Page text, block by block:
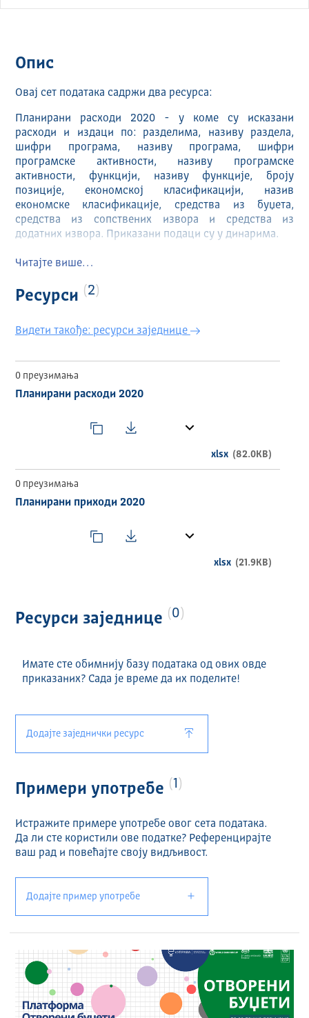
Опис
Овај сет података садржи два ресурса:
Планирани расходи 2020 - у коме су исказани
расходи и издаци по: разделима, називу раздела,
шифри програма, називу програма, шифри
програмске активности, називу програмске
активности, функцији, називу функције, броју
позиције, економској класификацији, назив
економске класификације, средства из буџета,
средства из сопствених извора и средства из
додатних извора. Приказани подаци су у динарима.
Планирани приходи 2020 - у коме су исказани
категорији, називу категорије, групи, називу групе,
економској класи, називу економске класе, средства
из додатних извора. Приказани подаци су у динарима.
Визуализација прихода
Визуализација расхода
ИЗДАВАЧ
Општина Мионица
ВРЕМЕНСКИ ОБУХВАТ
Годишње
Назив и формат ресурса:
Планирани приходи 2020 (XLSX)
Читајте више…
Ресурси 2
Видети такође: ресурси заједнице
0 преузимања
Планирани расходи 2020
xlsx (82.0KB)
0 преузимања
Планирани приходи 2020
xlsx (21.9KB)
Ресурси заједнице 0
Имате сте обимнију базу података од ових овде
приказаних? Сада је време да их поделите!
Додајте заједнички ресурс
Примери употребе 1
Истражите примере употребе овог сета података.
Да ли сте користили ове податке? Референцирајте
ваш рад и повећајте своју видљивост.
Додајте пример употребе